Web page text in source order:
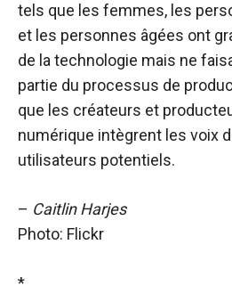
tels que les femmes, les
et les personnes âgées ont
de la technologie mais ne
partie du processus de
que les créateurs et
numérique intègrent les voix
utilisateurs potentiels.
– Caitlin Harjes
Photo: Flickr
*